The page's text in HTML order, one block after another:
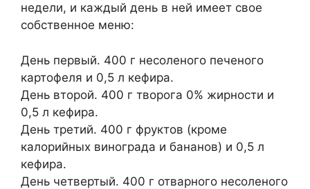
недели, и каждый день в ней имеет свое
собственное меню:
День первый. 400 г несоленого печеного
картофеля и 0,5 л кефира.
День второй. 400 г творога 0% жирности и
0,5 л кефира.
День третий. 400 г фруктов (кроме
калорийных винограда и бананов) и 0,5 л
кефира.
День четвертый. 400 г отварного несоленого